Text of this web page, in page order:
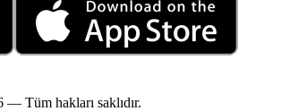
— Tüm hakları saklıdır.